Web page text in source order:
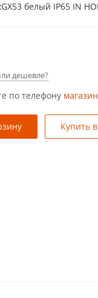
белый IP65 IN
дешевле?
по телефону
Купить